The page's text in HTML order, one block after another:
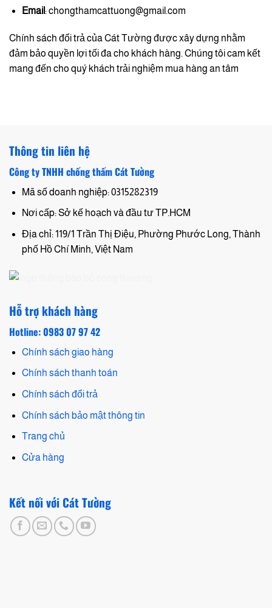
Email: chongthamcattuong@gmail.com
Chính sách đổi trả của Cát Tường được xây dựng nhằm
đảm bảo quyền lợi tối đa cho khách hàng. Chúng tôi cam kết
mang đến cho quý khách trải nghiệm mua hàng an tâm
Thông tin liên hệ
Công ty TNHH chống thấm Cát Tường
Mã số doanh nghiệp: 0315282319
Nơi cấp: Sở kế hoạch và đầu tư TP.HCM
Địa chỉ: 119/1 Trần Thị Điệu, Phường Phước Long, Thành
phố Hồ Chí Minh, Việt Nam
Hỗ trợ khách hàng
Hotline: 0983 07 97 42
Chính sách giao hàng
Chính sách thanh toán
Chính sách đổi trả
Chính sách bảo mật thông tin
Trang chủ
Cửa hàng
Kết nối với Cát Tường